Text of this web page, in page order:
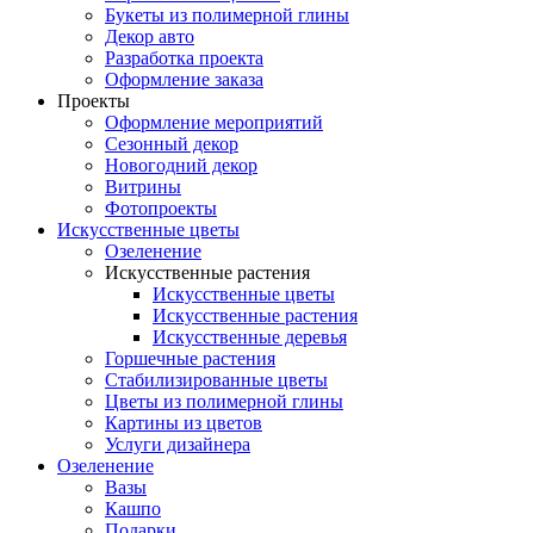
Букеты из полимерной глины
Декор авто
Разработка проекта
Оформление заказа
Проекты
Оформление мероприятий
Сезонный декор
Новогодний декор
Витрины
Фотопроекты
Искусственные цветы
Озеленение
Искусственные растения
Искусственные цветы
Искусственные растения
Искусственные деревья
Горшечные растения
Стабилизированные цветы
Цветы из полимерной глины
Картины из цветов
Услуги дизайнера
Озеленение
Вазы
Кашпо